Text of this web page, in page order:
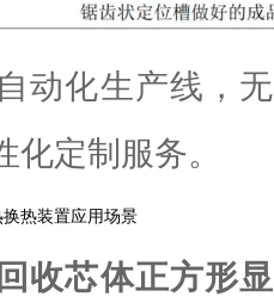
自动化生产线，
化定制服务。
热装置应用场景
收芯体正方形